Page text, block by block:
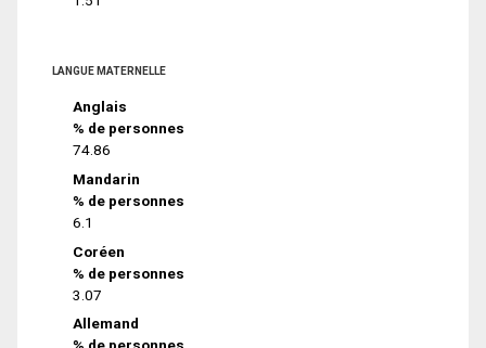
LANGUE MATERNELLE
Anglais
% de personnes
74.86
Mandarin
% de personnes
6.1
Coréen
% de personnes
3.07
Allemand